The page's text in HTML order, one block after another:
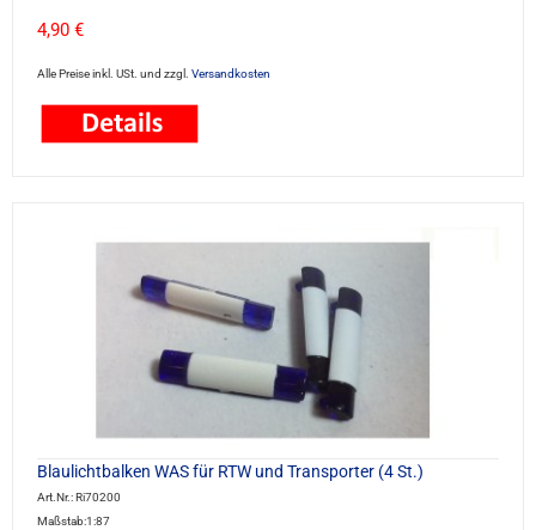
4,90 €
Alle Preise inkl. USt. und zzgl. Versandkosten
Blaulichtbalken WAS für RTW und Transporter (4 St.)
Art.Nr.: Ri70200
Maßstab:1:87